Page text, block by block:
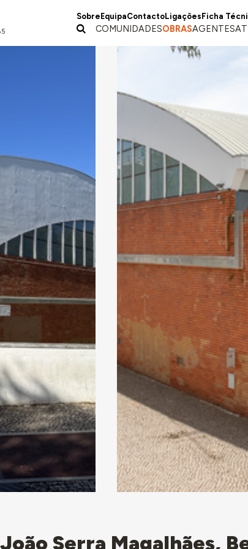
Sobre EquipaContactoLigações Ficha
COMUNIDADESOBRASAGENTES
Serra Magalhães,